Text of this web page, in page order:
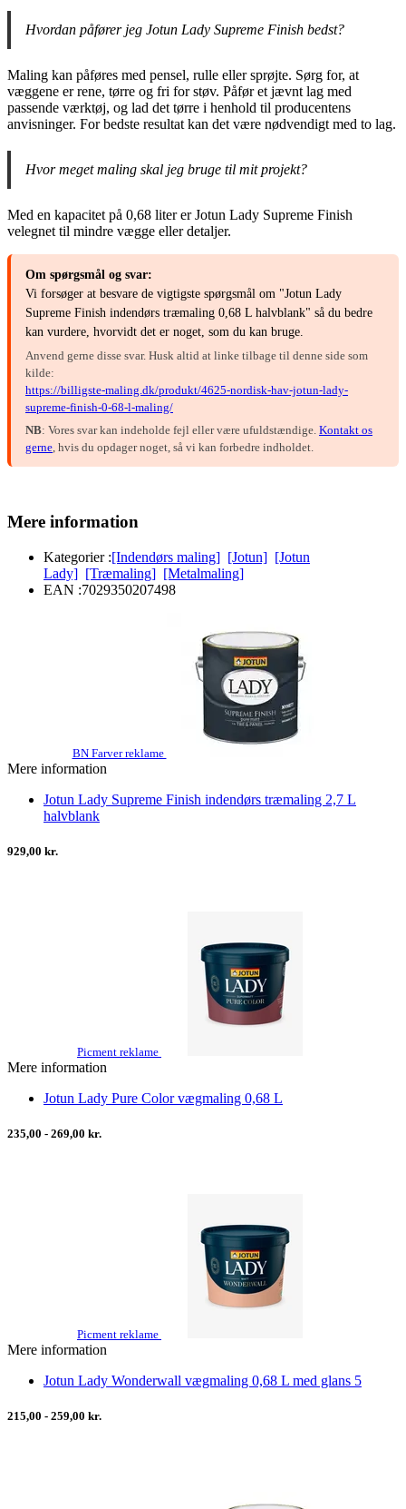
Hvordan påfører jeg Jotun Lady Supreme Finish bedst?
Maling kan påføres med pensel, rulle eller sprøjte. Sørg for, at
væggene er rene, tørre og fri for støv. Påfør et jævnt lag med
passende værktøj, og lad det tørre i henhold til producentens
anvisninger. For bedste resultat kan det være nødvendigt med to lag.
Hvor meget maling skal jeg bruge til mit projekt?
Med en kapacitet på 0,68 liter er Jotun Lady Supreme Finish
velegnet til mindre vægge eller detaljer.
Om spørgsmål og svar:
Vi forsøger at besvare de vigtigste spørgsmål om "Jotun Lady
Supreme Finish indendørs træmaling 0,68 L halvblank" så du bedre
kan vurdere, hvorvidt det er noget, som du kan bruge.
Anvend gerne disse svar. Husk altid at linke tilbage til denne side som
kilde:
https://billigste-maling.dk/produkt/4625-nordisk-hav-jotun-lady-
supreme-finish-0-68-l-maling/
NB: Vores svar kan indeholde fejl eller være ufuldstændige. Kontakt os
gerne , hvis du opdager noget, så vi kan forbedre indholdet.
Mere information
Kategorier :[Indendørs maling] [Jotun] [Jotun
Lady] [Træmaling] [Metalmaling]
EAN :7029350207498
BN Farver reklame
Mere information
Jotun Lady Supreme Finish indendørs træmaling 2,7 L
halvblank
929,00 kr.
Picment reklame
Mere information
Jotun Lady Pure Color vægmaling 0,68 L
235,00 - 269,00 kr.
Picment reklame
Mere information
Jotun Lady Wonderwall vægmaling 0,68 L med glans 5
215,00 - 259,00 kr.